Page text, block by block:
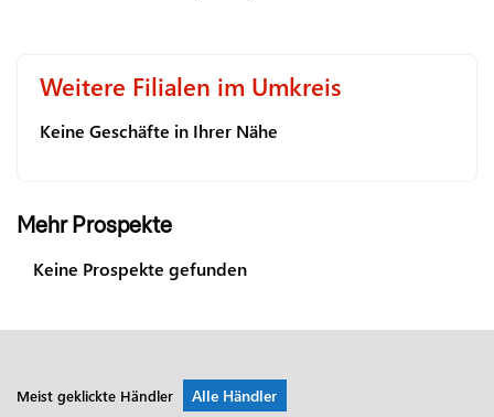
Weitere Filialen im Umkreis
Keine Geschäfte in Ihrer Nähe
Mehr Prospekte
Keine Prospekte gefunden
Meist geklickte Händler Alle Händler